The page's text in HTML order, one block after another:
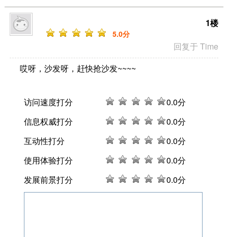
回复于 Time
1楼
5.0分
哎呀，沙发呀，赶快抢沙发~~~~
访问速度打分 0.0分
信息权威打分
0.0分
互动性打分
0.0分
使用体验打分
0.0分
发展前景打分
0.0分